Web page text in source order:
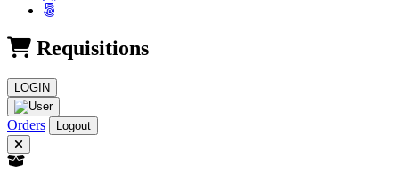
Requisitions
LOGIN
Orders Logout